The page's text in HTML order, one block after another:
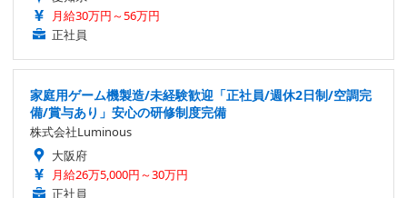
月給30万円～56万円
正社員
家庭用ゲーム機製造/未経験歓迎「正社員/週休2日制/空調完
備/賞与あり」安心の研修制度完備
株式会社Luminous
大阪府
月給26万5,000円～30万円
正社員